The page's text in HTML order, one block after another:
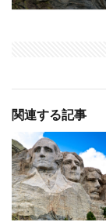
関連する記事